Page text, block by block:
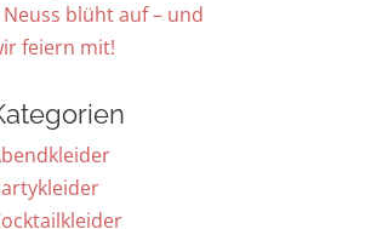
Neuss blüht auf – und
feiern mit!